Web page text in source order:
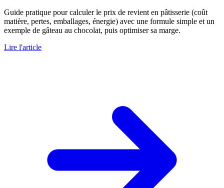
Guide pratique pour calculer le prix de revient en pâtisserie (coût
matière, pertes, emballages, énergie) avec une formule simple et un
exemple de gâteau au chocolat, puis optimiser sa marge.
Lire l'article